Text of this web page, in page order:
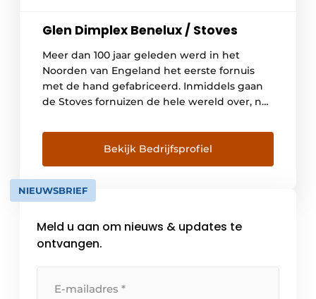
Glen Dimplex Benelux / Stoves
Meer dan 100 jaar geleden werd in het
Noorden van Engeland het eerste fornuis
met de hand gefabriceerd. Inmiddels gaan
de Stoves fornuizen de hele wereld over, nu
functionaliteiten. Gezond koken heeft hierbij
onze volle aandacht! Zonder daarbij het
design en hiermee de keuken als
belangrijkste leefruimte uit het oog […]
Bekijk Bedrijfsprofiel
NIEUWSBRIEF
Meld u aan om nieuws & updates te
ontvangen.